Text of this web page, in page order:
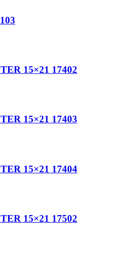
15×21 17402
15×21 17403
15×21 17404
15×21 17502